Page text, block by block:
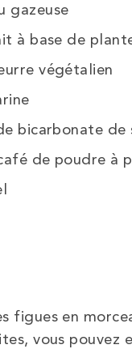
gazeuse
à base de
végétalien
bicarbonate de
de poudre à
figues en
vous pouvez